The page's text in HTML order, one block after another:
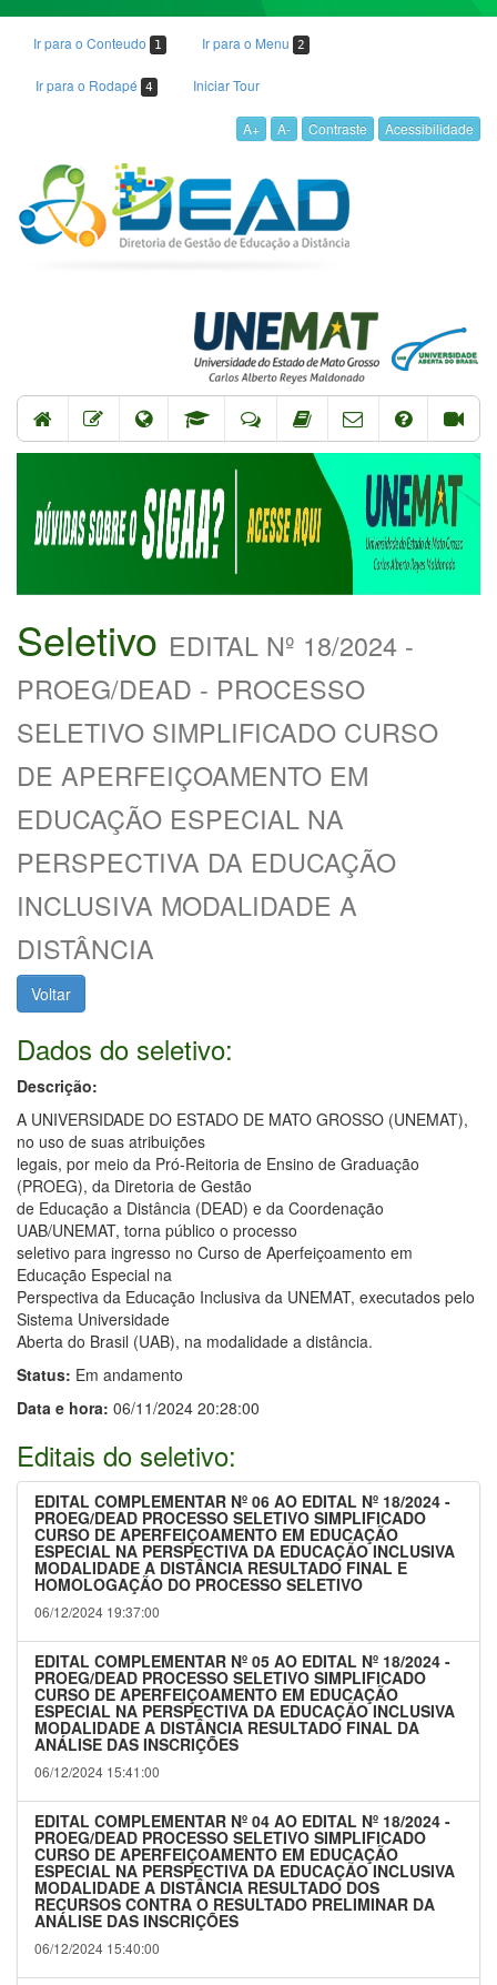
Ir para o Conteudo 1 Ir para o Menu 2
Ir para o Rodapé 4 Iniciar Tour
A+ A- Contraste Acessibilidade
Seletivo EDITAL Nº 18/2024 -
PROEG/DEAD - PROCESSO
SELETIVO SIMPLIFICADO CURSO
DE APERFEIÇOAMENTO EM
EDUCAÇÃO ESPECIAL NA
PERSPECTIVA DA EDUCAÇÃO
INCLUSIVA MODALIDADE A
DISTÂNCIA
Voltar
Dados do seletivo:
Descrição:
A UNIVERSIDADE DO ESTADO DE MATO GROSSO (UNEMAT),
no uso de suas atribuições
legais, por meio da Pró-Reitoria de Ensino de Graduação
(PROEG), da Diretoria de Gestão
de Educação a Distância (DEAD) e da Coordenação
UAB/UNEMAT, torna público o processo
seletivo para ingresso no Curso de Aperfeiçoamento em
Educação Especial na
Perspectiva da Educação Inclusiva da UNEMAT, executados pelo
Sistema Universidade
Aberta do Brasil (UAB), na modalidade a distância.
Status: Em andamento
Data e hora: 06/11/2024 20:28:00
Editais do seletivo:
EDITAL COMPLEMENTAR Nº 06 AO EDITAL Nº 18/2024 -
PROEG/DEAD PROCESSO SELETIVO SIMPLIFICADO
CURSO DE APERFEIÇOAMENTO EM EDUCAÇÃO
ESPECIAL NA PERSPECTIVA DA EDUCAÇÃO INCLUSIVA
MODALIDADE A DISTÂNCIA RESULTADO FINAL E
HOMOLOGAÇÃO DO PROCESSO SELETIVO
06/12/2024 19:37:00
EDITAL COMPLEMENTAR Nº 05 AO EDITAL Nº 18/2024 -
PROEG/DEAD PROCESSO SELETIVO SIMPLIFICADO
CURSO DE APERFEIÇOAMENTO EM EDUCAÇÃO
ESPECIAL NA PERSPECTIVA DA EDUCAÇÃO INCLUSIVA
MODALIDADE A DISTÂNCIA RESULTADO FINAL DA
ANÁLISE DAS INSCRIÇÕES
06/12/2024 15:41:00
EDITAL COMPLEMENTAR Nº 04 AO EDITAL Nº 18/2024 -
PROEG/DEAD PROCESSO SELETIVO SIMPLIFICADO
CURSO DE APERFEIÇOAMENTO EM EDUCAÇÃO
ESPECIAL NA PERSPECTIVA DA EDUCAÇÃO INCLUSIVA
MODALIDADE A DISTÂNCIA RESULTADO DOS
RECURSOS CONTRA O RESULTADO PRELIMINAR DA
ANÁLISE DAS INSCRIÇÕES
06/12/2024 15:40:00